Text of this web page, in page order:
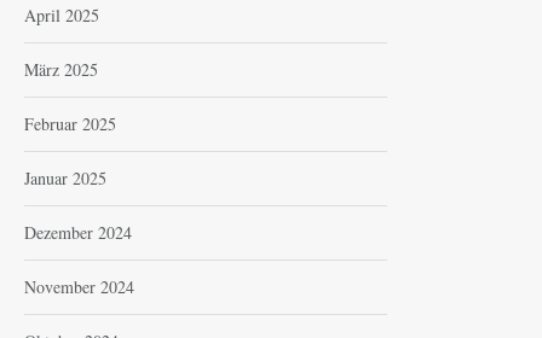
April 2025
März 2025
Februar 2025
Januar 2025
Dezember 2024
November 2024